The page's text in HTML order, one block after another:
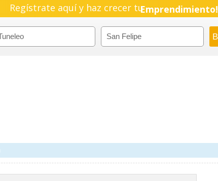
Regístrate aquí y haz crecer tuEmprendimiento!